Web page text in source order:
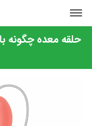
حلقه معده